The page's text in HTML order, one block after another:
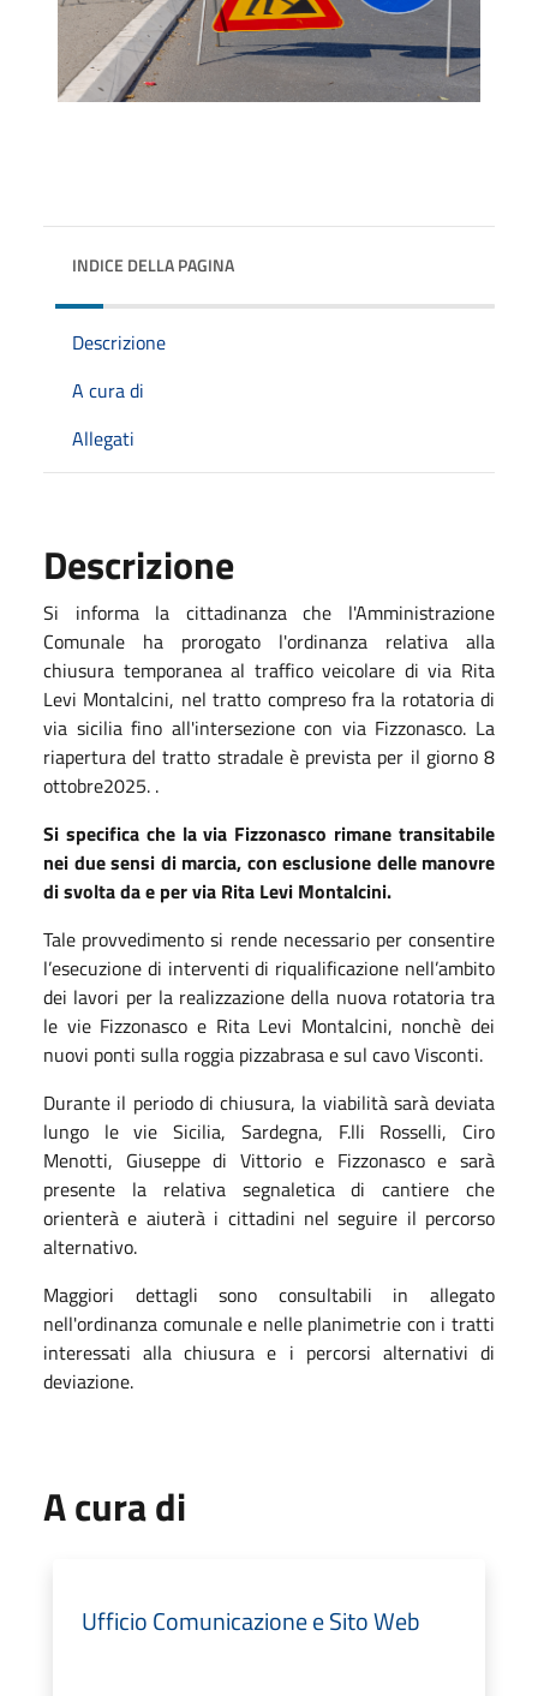
INDICE DELLA PAGINA
Descrizione
A cura di
Allegati
Descrizione
Si informa la cittadinanza che l'Amministrazione
Comunale ha prorogato l'ordinanza relativa alla
chiusura temporanea al traffico veicolare di via Rita
Levi Montalcini, nel tratto compreso fra la rotatoria di
via sicilia fino all'intersezione con via Fizzonasco. La
riapertura del tratto stradale è prevista per il giorno 8
ottobre2025. .
Si specifica che la via Fizzonasco rimane transitabile
nei due sensi di marcia, con esclusione delle manovre
di svolta da e per via Rita Levi Montalcini.
Tale provvedimento si rende necessario per consentire
l’esecuzione di interventi di riqualificazione nell’ambito
dei lavori per la realizzazione della nuova rotatoria tra
le vie Fizzonasco e Rita Levi Montalcini, nonchè dei
nuovi ponti sulla roggia pizzabrasa e sul cavo Visconti.
Durante il periodo di chiusura, la viabilità sarà deviata
lungo le vie Sicilia, Sardegna, F.lli Rosselli, Ciro
Menotti, Giuseppe di Vittorio e Fizzonasco e sarà
presente la relativa segnaletica di cantiere che
orienterà e aiuterà i cittadini nel seguire il percorso
alternativo.
Maggiori dettagli sono consultabili in allegato
nell'ordinanza comunale e nelle planimetrie con i tratti
interessati alla chiusura e i percorsi alternativi di
deviazione.
A cura di
Ufficio Comunicazione e Sito Web